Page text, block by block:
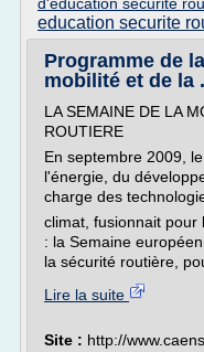
education securite
Programme de
mobilité et de la
LA SEMAINE DE LA
ROUTIERE
En septembre 2009,
l'énergie, du
charge des
climat, fusionnait pour
: la Semaine
la sécurité routière,
Lire la suite
Site : http://